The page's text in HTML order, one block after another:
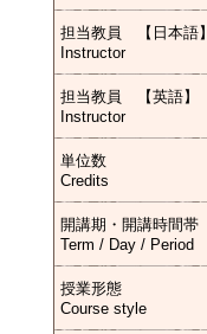
担当教員 【日本語】
Instructor
担当教員 【英語】
Instructor
単位数
Credits
開講期・開講時間帯
Term / Day / Period
授業形態
Course style